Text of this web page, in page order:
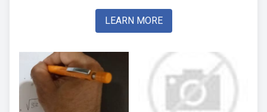
LEARN MORE